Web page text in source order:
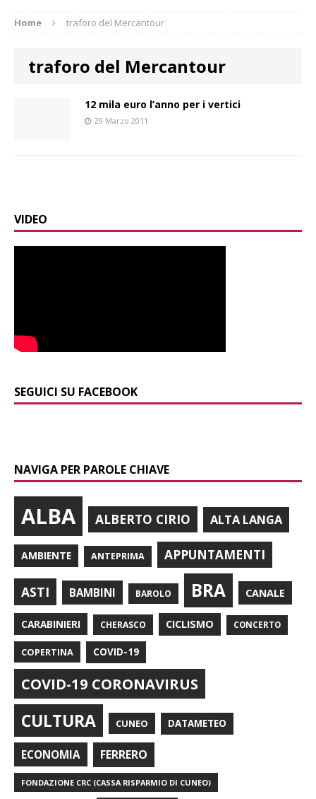
Home traforo del Mercantour
traforo del Mercantour
12 mila euro l’anno per i vertici
29 Marzo 2011
VIDEO
SEGUICI SU FACEBOOK
NAVIGA PER PAROLE CHIAVE
ALBA ALBERTO CIRIO ALTA LANGA
AMBIENTE ANTEPRIMA APPUNTAMENTI
ASTI BAMBINI BAROLO BRA CANALE
CARABINIERI CHERASCO CICLISMO CONCERTO
COPERTINA COVID-19
COVID-19 CORONAVIRUS
CULTURA CUNEO DATAMETEO
ECONOMIA FERRERO
FONDAZIONE CRC (CASSA RISPARMIO DI CUNEO)